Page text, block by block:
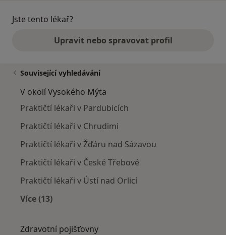
Jste tento lékař?
Upravit nebo spravovat profil
Související vyhledávání
V okolí Vysokého Mýta
Praktičtí lékaři v Pardubicích
Praktičtí lékaři v Chrudimi
Praktičtí lékaři v Žďáru nad Sázavou
Praktičtí lékaři v České Třebové
Praktičtí lékaři v Ústí nad Orlicí
Více (13)
Zdravotní pojišťovny